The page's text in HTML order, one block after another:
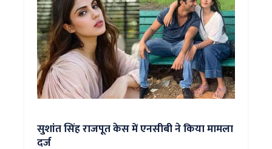
सुशांत सिंह राजपूत केस में एनसीबी ने किया मामला
दर्ज